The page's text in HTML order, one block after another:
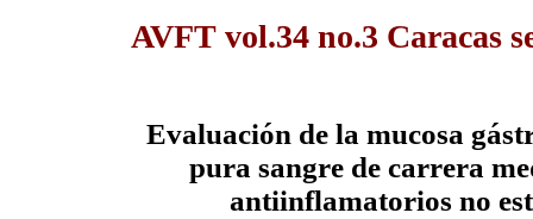
AVFT vol.34 no.3 Caracas
Evaluación de la mucosa
pura sangre de carrera
antiinflamatorios no